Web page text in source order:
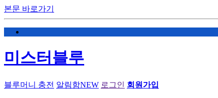
본문 바로가기
미스터블루
블루머니 충전 알림함NEW 로그인 회원가입